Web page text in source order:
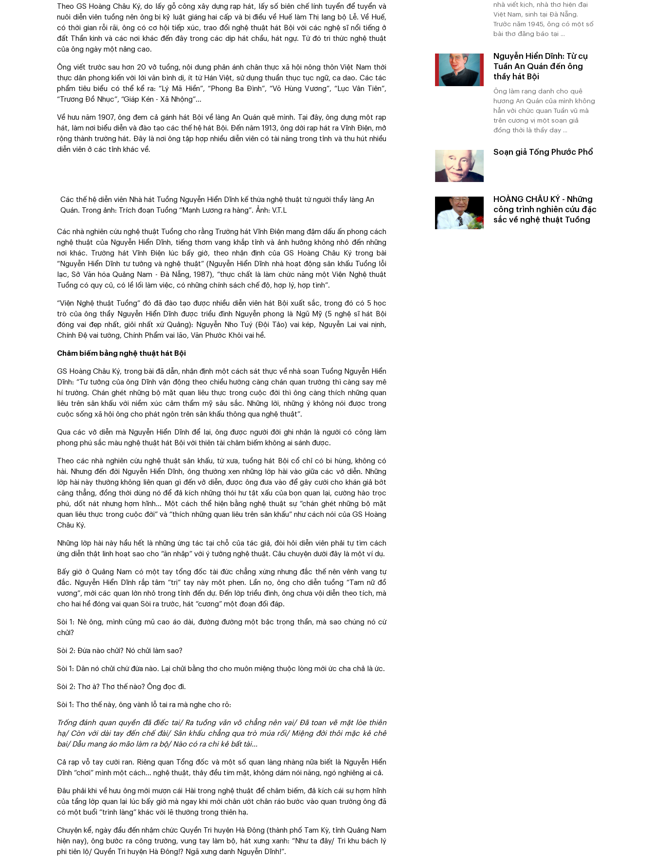
Theo GS Hoàng Châu Ký, do lấy gỗ công xây dựng rạp hát, lấy số biên chế lính tuyển để tuyển và
nuôi diễn viên tuồng nên ông bị kỷ luật giáng hai cấp và bị điều về Huế làm Thị lang bộ Lễ. Về Huế,
có thời gian rỗi rãi, ông có cơ hội tiếp xúc, trao đổi nghệ thuật hát Bội với các nghệ sĩ nổi tiếng ở
đất Thần kinh và các nơi khác đến đây trong các dịp hát chầu, hát ngự. Từ đó tri thức nghệ thuật
của ông ngày một nâng cao.
Ông viết trước sau hơn 20 vở tuồng, nội dung phản ánh chân thực xã hội nông thôn Việt Nam thời
thực dân phong kiến với lời văn bình dị, ít từ Hán Việt, sử dụng thuần thục tục ngữ, ca dao. Các tác
phẩm tiêu biểu có thể kể ra: “Lý Mã Hiền”, “Phong Ba Đình”, “Võ Hùng Vương”, “Lục Vân Tiên”,
“Trương Đồ Nhục”, “Giáp Kén - Xã Nhộng”...
Về hưu năm 1907, ông đem cả gánh hát Bội về làng An Quán quê mình. Tại đây, ông dựng một rạp
hát, làm nơi biểu diễn và đào tạo các thế hệ hát Bội. Đến năm 1913, ông dời rạp hát ra Vĩnh Điện, mở
rộng thành trường hát. Đây là nơi ông tập hợp nhiều diễn viên có tài năng trong tỉnh và thu hút nhiều
diễn viên ở các tỉnh khác về.
Các thế hệ diễn viên Nhà hát Tuồng Nguyễn Hiển Dĩnh kế thừa nghệ thuật từ người thầy làng An
Quán. Trong ảnh: Trích đoạn Tuồng “Mạnh Lương ra hàng”. Ảnh: V.T.L
Các nhà nghiên cứu nghệ thuật Tuồng cho rằng Trường hát Vĩnh Điện mang đậm dấu ấn phong cách
nghệ thuật của Nguyễn Hiển Dĩnh, tiếng thơm vang khắp tỉnh và ảnh hưởng không nhỏ đến những
nơi khác. Trường hát Vĩnh Điện lúc bấy giờ, theo nhận định của GS Hoàng Châu Ký trong bài
“Nguyễn Hiển Dĩnh tư tưởng và nghệ thuật” (Nguyễn Hiển Dĩnh nhà hoạt động sân khấu Tuồng lỗi
lạc, Sở Văn hóa Quảng Nam - Đà Nẵng, 1987), “thực chất là làm chức năng một Viện Nghệ thuật
Tuồng có quy củ, có lề lối làm việc, có những chính sách chế độ, hợp lý, hợp tình”.
“Viện Nghệ thuật Tuồng” đó đã đào tạo được nhiều diễn viên hát Bội xuất sắc, trong đó có 5 học
trò của ông thầy Nguyễn Hiển Dĩnh được triều đình Nguyễn phong là Ngũ Mỹ (5 nghệ sĩ hát Bội
đóng vai đẹp nhất, giỏi nhất xứ Quảng): Nguyễn Nho Tuý (Đội Tảo) vai kép, Nguyễn Lai vai nịnh,
Chính Đệ vai tướng, Chính Phẩm vai lão, Văn Phước Khôi vai hề.
Châm biếm bằng nghệ thuật hát Bội
GS Hoàng Châu Ký, trong bài đã dẫn, nhận định một cách sát thực về nhà soạn Tuồng Nguyễn Hiển
Dĩnh: “Tư tưởng của ông Dĩnh vận động theo chiều hướng càng chán quan trường thì càng say mê
hí trường. Chán ghét những bộ mặt quan liêu thực trong cuộc đời thì ông càng thích những quan
liêu trên sân khấu với niềm xúc cảm thẩm mỹ sâu sắc. Những lời, những ý không nói được trong
cuộc sống xã hội ông cho phát ngôn trên sân khấu thông qua nghệ thuật”.
Qua các vở diễn mà Nguyễn Hiển Dĩnh để lại, ông được người đời ghi nhận là người có công làm
phong phú sắc màu nghệ thuật hát Bội với thiên tài châm biếm không ai sánh được.
Theo các nhà nghiên cứu nghệ thuật sân khấu, từ xưa, tuồng hát Bội cổ chỉ có bi hùng, không có
hài. Nhưng đến đời Nguyễn Hiển Dĩnh, ông thường xen những lớp hài vào giữa các vở diễn. Những
lớp hài này thường không liên quan gì đến vở diễn, được ông đưa vào để gây cười cho khán giả bớt
căng thẳng, đồng thời dùng nó để đả kích những thói hư tật xấu của bọn quan lại, cường hào trọc
phú, dốt nát nhưng hợm hĩnh... Một cách thể hiện bằng nghệ thuật sự “chán ghét những bộ mặt
quan liêu thực trong cuộc đời” và “thích những quan liêu trên sân khấu” như cách nói của GS Hoàng
Châu Ký.
Những lớp hài này hầu hết là những ứng tác tại chỗ của tác giả, đòi hỏi diễn viên phải tự tìm cách
ứng diễn thật linh hoạt sao cho “ăn nhập” với ý tưởng nghệ thuật. Câu chuyện dưới đây là một ví dụ.
Bấy giờ ở Quảng Nam có một tay tổng đốc tài đức chẳng xứng nhưng đắc thế nên vênh vang tự
đắc. Nguyễn Hiển Dĩnh rắp tâm “trị” tay này một phen. Lần nọ, ông cho diễn tuồng “Tam nữ đồ
vương”, mời các quan lớn nhỏ trong tỉnh đến dự. Đến lớp triều đình, ông chưa vội diễn theo tích, mà
cho hai hề đóng vai quan Sòi ra trước, hát “cương” một đoạn đối đáp.
Sòi 1: Nè ông, mình cũng mũ cao áo dài, đường đường một bậc trọng thần, mà sao chúng nó cứ
chửi?
Sòi 2: Đứa nào chửi? Nó chửi làm sao?
Sòi 1: Dân nó chửi chứ đứa nào. Lại chửi bằng thơ cho muôn miệng thuộc lòng mới ức cha chả là ức.
Sòi 2: Thơ à? Thơ thế nào? Ông đọc đi.
Sòi 1: Thơ thế này, ông vành lỗ tai ra mà nghe cho rõ:
Trống đánh quan quyền đã điếc tai/ Ra tuồng văn võ chẳng nên vai/ Đã toan vẽ mặt lòe thiên
hạ/ Còn với dài tay đến chế đài/ Sân khấu chẳng qua trò múa rối/ Miệng đời thôi mặc kẻ chê
bai/ Dẫu mang áo mão làm ra bộ/ Nào có ra chi kẻ bất tài...
Cả rạp vỗ tay cười ran. Riêng quan Tổng đốc và một số quan làng nhàng nữa biết là Nguyễn Hiển
Dĩnh “chơi” mình một cách… nghệ thuật, thảy đều tím mặt, không dám nói năng, ngó nghiêng ai cả.
Đâu phải khi về hưu ông mới mượn cái Hài trong nghệ thuật để châm biếm, đả kích cái sự hợm hĩnh
của tầng lớp quan lại lúc bấy giờ mà ngay khi mới chân ướt chân ráo bước vào quan trường ông đã
có một buổi “trình làng” khác với lẽ thường trong thiên hạ.
Chuyện kể, ngày đầu đến nhậm chức Quyền Tri huyện Hà Đông (thành phố Tam Kỳ, tỉnh Quảng Nam
hiện nay), ông bước ra công trường, vung tay làm bộ, hát xưng xanh: “Như ta đây/ Tri khu bách lý
phi tiên lộ/ Quyền Tri huyện Hà Đông!? Ngã xưng danh Nguyễn Dĩnh!”.
nhà viết kịch, nhà thơ hiện đại
Việt Nam, sinh tại Đà Nẵng.
Trước năm 1945, ông có một số
bài thơ đăng báo tại ...
Nguyễn Hiển Dĩnh: Từ cụ
Tuần An Quán đến ông
thầy hát Bội
Ông làm rạng danh cho quê
hương An Quán của mình không
hẳn với chức quan Tuần vũ mà
trên cương vị một soạn giả
đồng thời là thầy dạy ...
Soạn giả Tống Phước Phổ
HOÀNG CHÂU KÝ - Những
công trình nghiên cứu đặc
sắc về nghệ thuật Tuồng